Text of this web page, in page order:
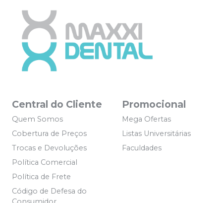
Central do Cliente
Quem Somos
Cobertura de Preços
Trocas e Devoluções
Política Comercial
Política de Frete
Código de Defesa do
Promocional
Mega Ofertas
Listas Universitárias
Faculdades